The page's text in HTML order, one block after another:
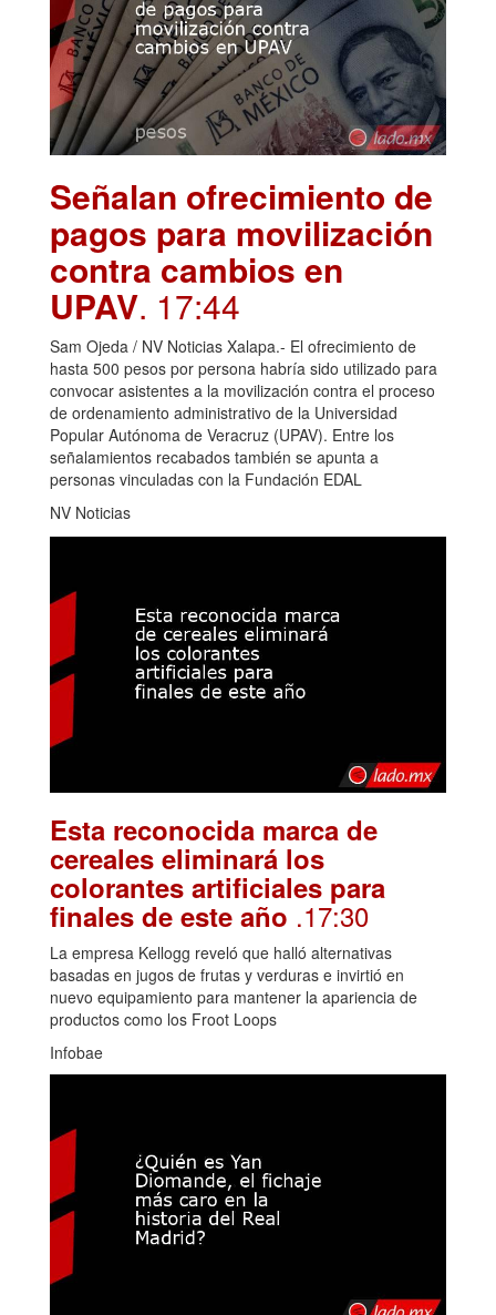
Señalan ofrecimiento de
pagos para movilización
contra cambios en
UPAV. 17:44
Sam Ojeda / NV Noticias Xalapa.- El ofrecimiento de
hasta 500 pesos por persona habría sido utilizado para
convocar asistentes a la movilización contra el proceso
de ordenamiento administrativo de la Universidad
Popular Autónoma de Veracruz (UPAV). Entre los
señalamientos recabados también se apunta a
personas vinculadas con la Fundación EDAL
NV Noticias
Esta reconocida marca de
cereales eliminará los
colorantes artificiales para
finales de este año .17:30
La empresa Kellogg reveló que halló alternativas
basadas en jugos de frutas y verduras e invirtió en
nuevo equipamiento para mantener la apariencia de
productos como los Froot Loops
Infobae